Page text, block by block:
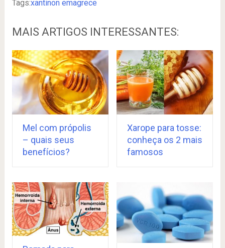
Tags:xantinon emagrece
MAIS ARTIGOS INTERESSANTES:
Mel com própolis
– quais seus
benefícios?
Xarope para tosse:
conheça os 2 mais
famosos